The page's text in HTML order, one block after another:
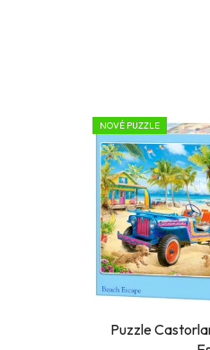
V
ý
p
s
p
o
NOVÉ PUZZLE
Puzzle